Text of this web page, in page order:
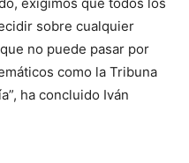
sobre cualquier
no puede pasar por
como la Tribuna
ha concluido Iván